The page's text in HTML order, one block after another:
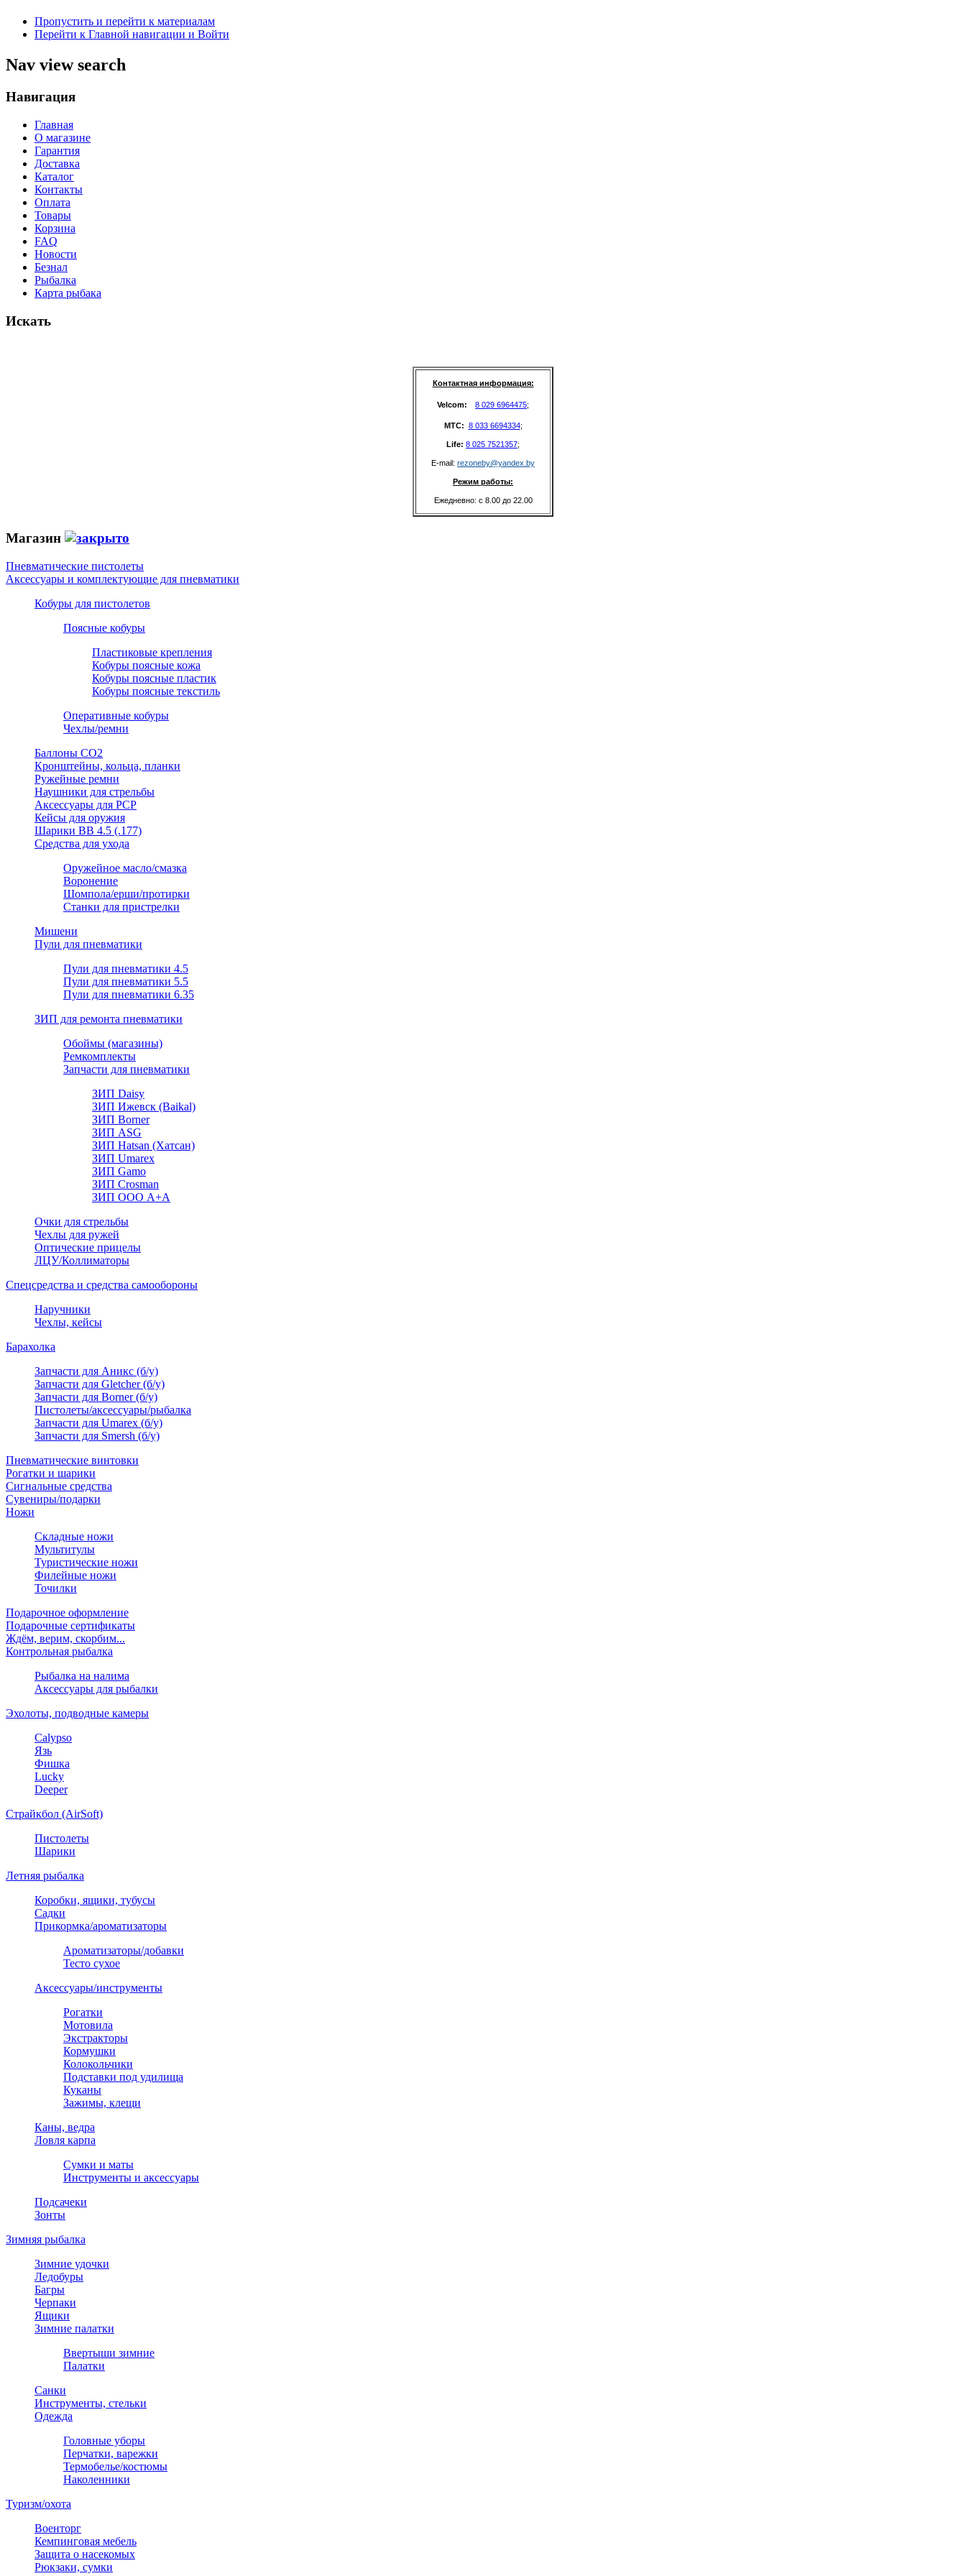
Пропустить и перейти к материалам
Перейти к Главной навигации и Войти
Nav view search
Навигация
Главная
О магазине
Гарантия
Доставка
Каталог
Контакты
Оплата
Товары
Корзина
FAQ
Новости
Безнал
Рыбалка
Карта рыбака
Искать
Контактная информация:
Velcom: 8 029 6964475;
MTC: 8 033 6694334;
Life: 8 025 7521357;
E-mail: rezoneby@yandex.by
Режим работы:
Ежедневно: с 8.00 до 22.00
Магазин
Пневматические пистолеты
Аксессуары и комплектующие для пневматики
Кобуры для пистолетов
Поясные кобуры
Пластиковые крепления
Кобуры поясные кожа
Кобуры поясные пластик
Кобуры поясные текстиль
Оперативные кобуры
Чехлы/ремни
Баллоны СО2
Кронштейны, кольца, планки
Ружейные ремни
Наушники для стрельбы
Аксессуары для PCP
Кейсы для оружия
Шарики ВВ 4.5 (.177)
Средства для ухода
Оружейное масло/смазка
Воронение
Шомпола/ерши/протирки
Станки для пристрелки
Мишени
Пули для пневматики
Пули для пневматики 4.5
Пули для пневматики 5.5
Пули для пневматики 6.35
ЗИП для ремонта пневматики
Обоймы (магазины)
Ремкомплекты
Запчасти для пневматики
ЗИП Daisy
ЗИП Ижевск (Baikal)
ЗИП Borner
ЗИП ASG
ЗИП Hatsan (Хатсан)
ЗИП Umarex
ЗИП Gamo
ЗИП Crosman
ЗИП ООО А+А
Очки для стрельбы
Чехлы для ружей
Оптические прицелы
ЛЦУ/Коллиматоры
Спецсредства и средства самообороны
Наручники
Чехлы, кейсы
Барахолка
Запчасти для Аникс (б/у)
Запчасти для Gletcher (б/у)
Запчасти для Borner (б/у)
Пистолеты/аксессуары/рыбалка
Запчасти для Umarex (б/у)
Запчасти для Smersh (б/у)
Пневматические винтовки
Рогатки и шарики
Сигнальные средства
Сувениры/подарки
Ножи
Складные ножи
Мультитулы
Туристические ножи
Филейные ножи
Точилки
Подарочное оформление
Подарочные сертификаты
Ждём, верим, скорбим...
Контрольная рыбалка
Рыбалка на налима
Аксессуары для рыбалки
Эхолоты, подводные камеры
Calypso
Язь
Фишка
Lucky
Deeper
Страйкбол (AirSoft)
Пистолеты
Шарики
Летняя рыбалка
Коробки, ящики, тубусы
Садки
Прикормка/ароматизаторы
Ароматизаторы/добавки
Тесто сухое
Аксессуары/инструменты
Рогатки
Мотовила
Экстракторы
Кормушки
Колокольчики
Подставки под удилища
Куканы
Зажимы, клещи
Каны, ведра
Ловля карпа
Сумки и маты
Инструменты и аксессуары
Подсачеки
Зонты
Зимняя рыбалка
Зимние удочки
Ледобуры
Багры
Черпаки
Ящики
Зимние палатки
Ввертыши зимние
Палатки
Санки
Инструменты, стельки
Одежда
Головные уборы
Перчатки, варежки
Термобелье/костюмы
Наколенники
Туризм/охота
Военторг
Кемпинговая мебель
Защита о насекомых
Рюкзаки, сумки